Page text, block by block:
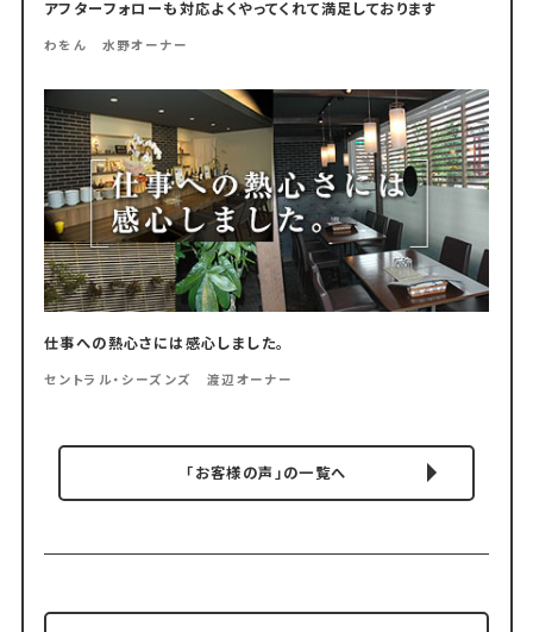
アフターフォローも対応よくやってくれて満足しております
わをん 水野オーナー
仕事への熱心さには感心しました。
セントラル・シーズンズ 渡辺オーナー
「お客様の声」の一覧へ